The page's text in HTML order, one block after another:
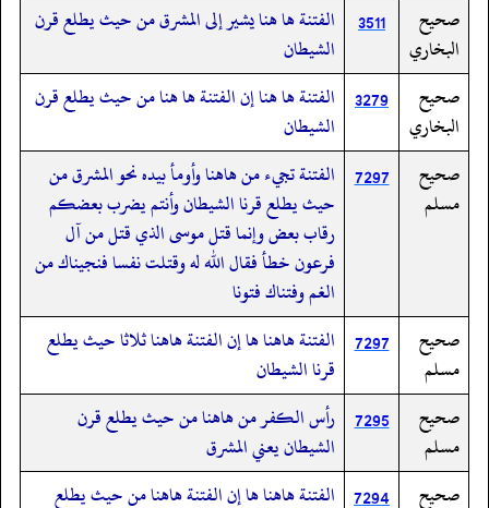
صحيح
البخاري
3511
الفتنة ها هنا يشير إلى المشرق من حيث يطلع قرن
الشيطان
صحيح
البخاري
3279 الفتنة ها هنا إن الفتنة ها هنا من حيث يطلع قرن
الشيطان
صحيح
مسلم
7297 الفتنة تجيء من هاهنا وأومأ بيده نحو المشرق من
حيث يطلع قرنا الشيطان وأنتم يضرب بعضكم
رقاب بعض وإنما قتل موسى الذي قتل من آل
فرعون خطأ فقال الله له وقتلت نفسا فنجيناك من
الغم وفتناك فتونا
صحيح
مسلم
7297 الفتنة هاهنا ها إن الفتنة هاهنا ثلاثا حيث يطلع
قرنا الشيطان
صحيح
مسلم
7295 رأس الكفر من هاهنا من حيث يطلع قرن
الشيطان يعني المشرق
صحيح
7294 الفتنة هاهنا ها إن الفتنة هاهنا من حيث يطلع